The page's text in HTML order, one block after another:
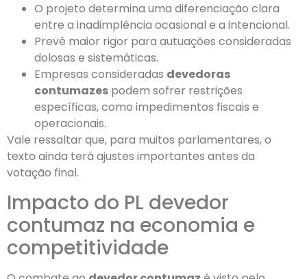
O projeto determina uma diferenciação clara
entre a inadimplência ocasional e a intencional.
Prevê maior rigor para autuações consideradas
dolosas e sistemáticas.
Empresas consideradas devedoras
contumazes podem sofrer restrições
específicas, como impedimentos fiscais e
operacionais.
Vale ressaltar que, para muitos parlamentares, o
texto ainda terá ajustes importantes antes da
votação final.
Impacto do PL devedor
contumaz na economia e
competitividade